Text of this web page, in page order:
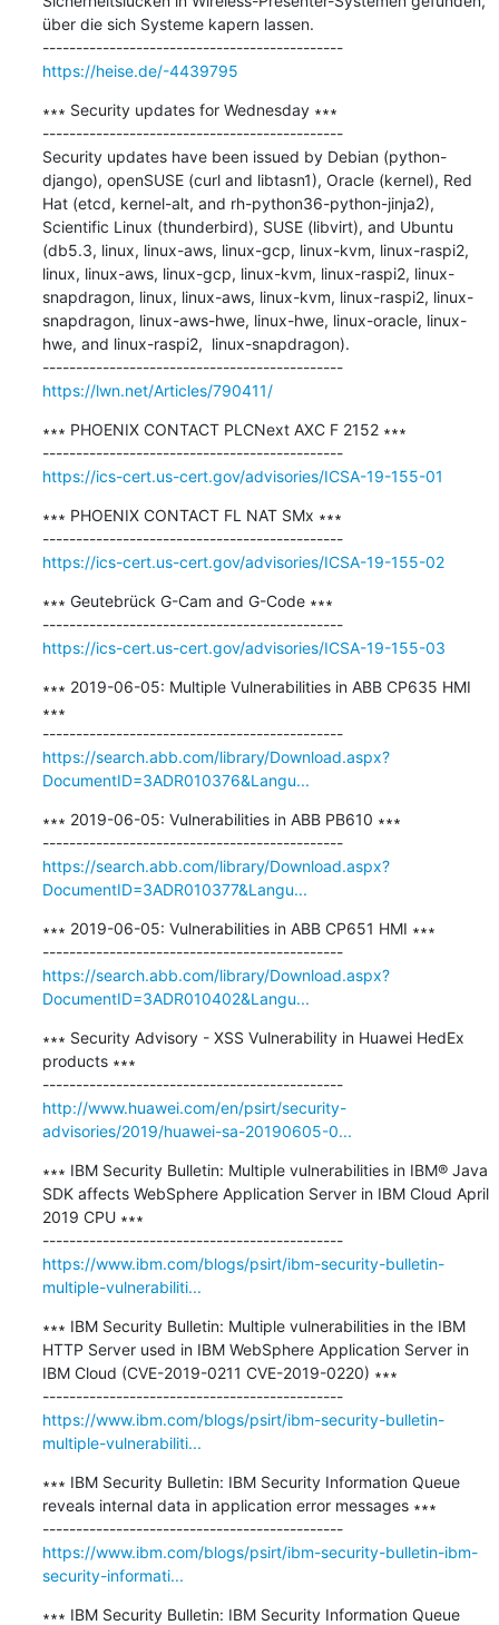
über die sich Systeme kapern lassen.
---------------------------------------------
https://heise.de/-4439795
∗∗∗ Security updates for Wednesday ∗∗∗
---------------------------------------------
Security updates have been issued by Debian (python-
django), openSUSE (curl and libtasn1), Oracle (kernel), Red
Hat (etcd, kernel-alt, and rh-python36-python-jinja2),
Scientific Linux (thunderbird), SUSE (libvirt), and Ubuntu
(db5.3, linux, linux-aws, linux-gcp, linux-kvm, linux-raspi2,
linux, linux-aws, linux-gcp, linux-kvm, linux-raspi2, linux-
snapdragon, linux, linux-aws, linux-kvm, linux-raspi2, linux-
snapdragon, linux-aws-hwe, linux-hwe, linux-oracle, linux-
hwe, and linux-raspi2,  linux-snapdragon).
---------------------------------------------
https://lwn.net/Articles/790411/
∗∗∗ PHOENIX CONTACT PLCNext AXC F 2152 ∗∗∗
---------------------------------------------
https://ics-cert.us-cert.gov/advisories/ICSA-19-155-01
∗∗∗ PHOENIX CONTACT FL NAT SMx ∗∗∗
---------------------------------------------
https://ics-cert.us-cert.gov/advisories/ICSA-19-155-02
∗∗∗ Geutebrück G-Cam and G-Code ∗∗∗
---------------------------------------------
https://ics-cert.us-cert.gov/advisories/ICSA-19-155-03
∗∗∗ 2019-06-05: Multiple Vulnerabilities in ABB CP635 HMI
∗∗∗
---------------------------------------------
https://search.abb.com/library/Download.aspx?
DocumentID=3ADR010376&Langu...
∗∗∗ 2019-06-05: Vulnerabilities in ABB PB610 ∗∗∗
---------------------------------------------
https://search.abb.com/library/Download.aspx?
DocumentID=3ADR010377&Langu...
∗∗∗ 2019-06-05: Vulnerabilities in ABB CP651 HMI ∗∗∗
---------------------------------------------
https://search.abb.com/library/Download.aspx?
DocumentID=3ADR010402&Langu...
∗∗∗ Security Advisory - XSS Vulnerability in Huawei HedEx
products ∗∗∗
---------------------------------------------
http://www.huawei.com/en/psirt/security-
advisories/2019/huawei-sa-20190605-0...
∗∗∗ IBM Security Bulletin: Multiple vulnerabilities in IBM® Java
SDK affects WebSphere Application Server in IBM Cloud April
2019 CPU ∗∗∗
---------------------------------------------
https://www.ibm.com/blogs/psirt/ibm-security-bulletin-
multiple-vulnerabiliti...
∗∗∗ IBM Security Bulletin: Multiple vulnerabilities in the IBM
HTTP Server used in IBM WebSphere Application Server in
IBM Cloud (CVE-2019-0211 CVE-2019-0220) ∗∗∗
---------------------------------------------
https://www.ibm.com/blogs/psirt/ibm-security-bulletin-
multiple-vulnerabiliti...
∗∗∗ IBM Security Bulletin: IBM Security Information Queue
reveals internal data in application error messages ∗∗∗
---------------------------------------------
https://www.ibm.com/blogs/psirt/ibm-security-bulletin-ibm-
security-informati...
∗∗∗ IBM Security Bulletin: IBM Security Information Queue